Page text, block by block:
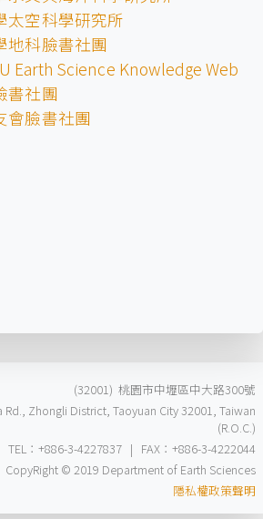
太空科學研究所
地科臉書社團
Earth Science Knowledge Web
書社團
會臉書社團
(32001) 桃園市中壢區中大路300號
Zhongli District, Taoyuan City 32001, Taiwan
(R.O.C.)
TEL：+886-3-4227837 | FAX：+886-3-4222044
CopyRight © 2019 Department of Earth Sciences
隱私權政策聲明